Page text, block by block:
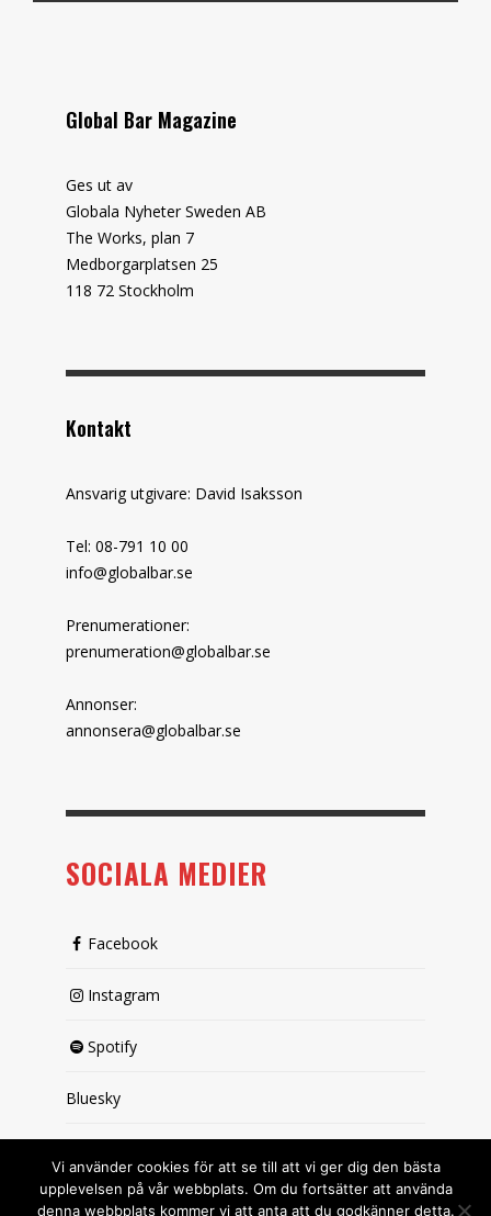
Global Bar Magazine
Ges ut av
Globala Nyheter Sweden AB
The Works, plan 7
Medborgarplatsen 25
118 72 Stockholm
Kontakt
Ansvarig utgivare: David Isaksson
Tel: 08-791 10 00
info@globalbar.se
Prenumerationer:
prenumeration@globalbar.se
Annonser:
annonsera@globalbar.se
SOCIALA MEDIER
Facebook
Instagram
Spotify
Bluesky
Vi använder cookies för att se till att vi ger dig den bästa
upplevelsen på vår webbplats. Om du fortsätter att använda
denna webbplats kommer vi att anta att du godkänner detta.